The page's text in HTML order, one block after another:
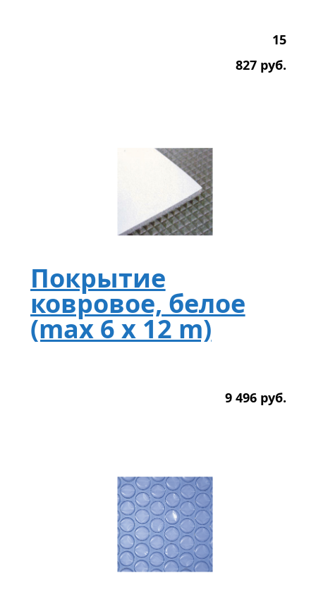
15
827 руб.
Покрытие
ковровое, белое
(max 6 x 12 m)
9 496 руб.